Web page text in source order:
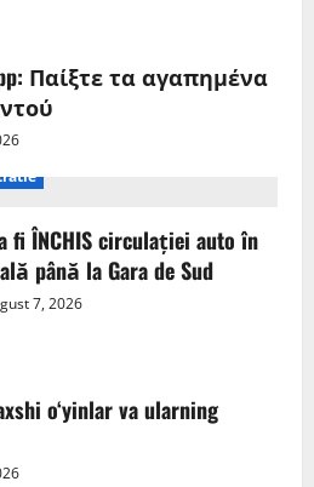
Παίξτε τα αγαπημένα
fi ÎNCHIS circulației auto în
până la Gara de Sud
7, 2026
o‘yinlar va ularning